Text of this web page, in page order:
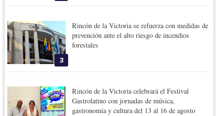
3
Rincón de la Victoria se refuerza con medidas de
prevención ante el alto riesgo de incendios
forestales
Rincón de la Victoria celebrará el Festival
Gastrolatino con jornadas de música,
gastronomía y cultura del 13 al 16 de agosto